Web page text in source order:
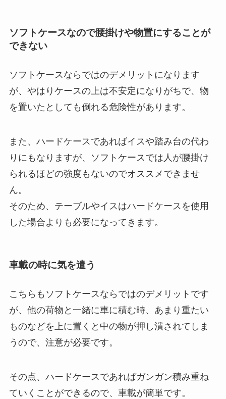
ソフトケースなので腰掛けや物置にすることが
できない
ソフトケースならではのデメリットになります
が、やはりケースの上は不安定になりがちで、物
を置いたとしても倒れる危険性があります。
また、ハードケースであればイスや踏み台の代わ
りにもなりますが、ソフトケースでは人が腰掛け
られるほどの強度もないのでオススメできませ
ん。
そのため、テーブルやイスはハードケースを使用
した場合よりも必要になってきます。
車載の時に気を遣う
こちらもソフトケースならではのデメリットです
が、他の荷物と一緒に車に積む時、あまり重たい
ものなどを上に置くと中の物が押し潰されてしま
うので、注意が必要です。
その点、ハードケースであればガンガン積み重ね
ていくことができるので、車載が簡単です。